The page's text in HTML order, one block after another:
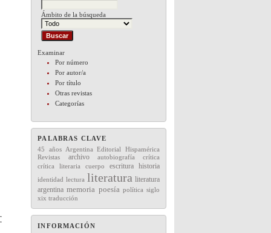
Ámbito de la búsqueda
Examinar
Por número
Por autor/a
Por título
Otras revistas
Categorías
PALABRAS CLAVE
45 años
Argentina Editorial
Hispamérica
Revistas
archivo autobiografía crítica
crítica literaria cuerpo escritura historia
identidad lectura literatura literatura
argentina memoria poesía política siglo
xix traducción
INFORMACIÓN